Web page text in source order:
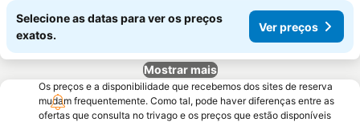
Selecione as datas para ver os preços
exatos.
Ver preços
Mostrar mais
Os preços e a disponibilidade que recebemos dos sites de reserva
mudam frequentemente. Como tal, pode haver diferenças entre as
ofertas que consulta no trivago e os preços que estão disponíveis